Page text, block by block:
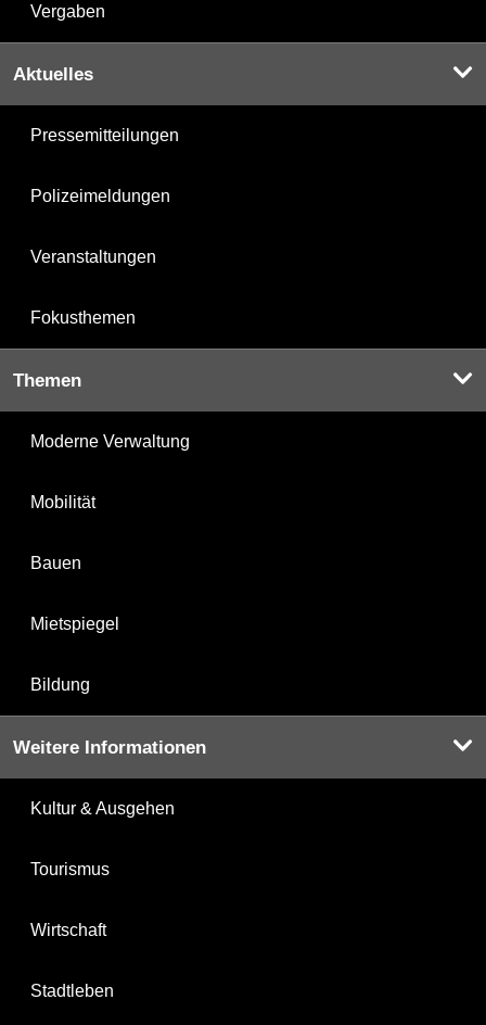
Vergaben
Aktuelles
Pressemitteilungen
Polizeimeldungen
Veranstaltungen
Fokusthemen
Themen
Moderne Verwaltung
Mobilität
Bauen
Mietspiegel
Bildung
Weitere Informationen
Kultur & Ausgehen
Tourismus
Wirtschaft
Stadtleben